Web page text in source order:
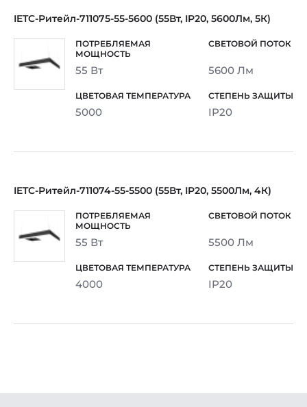
IETC-Ритейл-711075-55-5600 (55Вт, IP20, 5600Лм, 5К)
55 Вт 5600 Лм
5000 IP20
IETC-Ритейл-711074-55-5500 (55Вт, IP20, 5500Лм, 4К)
55 Вт 5500 Лм
4000 IP20